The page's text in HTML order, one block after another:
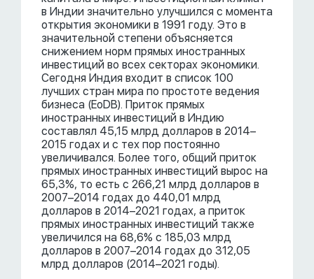
в Индии значительно улучшился с момента
открытия экономики в 1991 году. Это в
значительной степени объясняется
снижением норм прямых иностранных
инвестиций во всех секторах экономики.
Сегодня Индия входит в список 100
лучших стран мира по простоте ведения
бизнеса (EoDB). Приток прямых
иностранных инвестиций в Индию
составлял 45,15 млрд долларов в 2014–
2015 годах и с тех пор постоянно
увеличивался. Более того, общий приток
прямых иностранных инвестиций вырос на
65,3%, то есть с 266,21 млрд долларов в
2007–2014 годах до 440,01 млрд
долларов в 2014–2021 годах, а приток
прямых иностранных инвестиций также
увеличился на 68,6% с 185,03 млрд
долларов в 2007–2014 годах до 312,05
млрд долларов (2014–2021 годы).